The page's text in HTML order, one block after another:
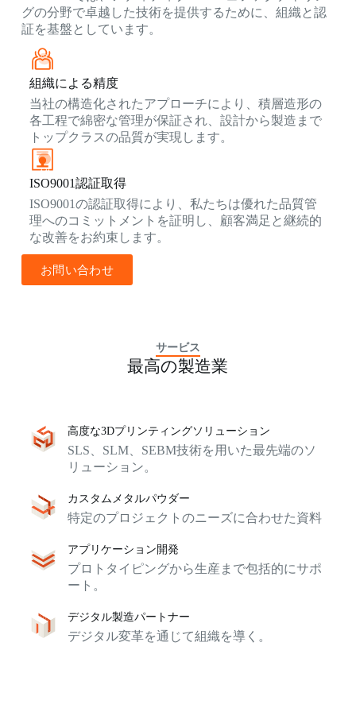
グの分野で卓越した技術を提供するために、組織と認
証を基盤としています。
組織による精度
当社の構造化されたアプローチにより、積層造形の
各工程で綿密な管理が保証され、設計から製造まで
トップクラスの品質が実現します。
ISO9001認証取得
ISO9001の認証取得により、私たちは優れた品質管
理へのコミットメントを証明し、顧客満足と継続的
な改善をお約束します。
お問い合わせ
サービス
最高の製造業
高度な3Dプリンティングソリューション
SLS、SLM、SEBM技術を用いた最先端のソ
リューション。
カスタムメタルパウダー
特定のプロジェクトのニーズに合わせた資料
アプリケーション開発
プロトタイピングから生産まで包括的にサポ
ート。
デジタル製造パートナー
デジタル変革を通じて組織を導く。